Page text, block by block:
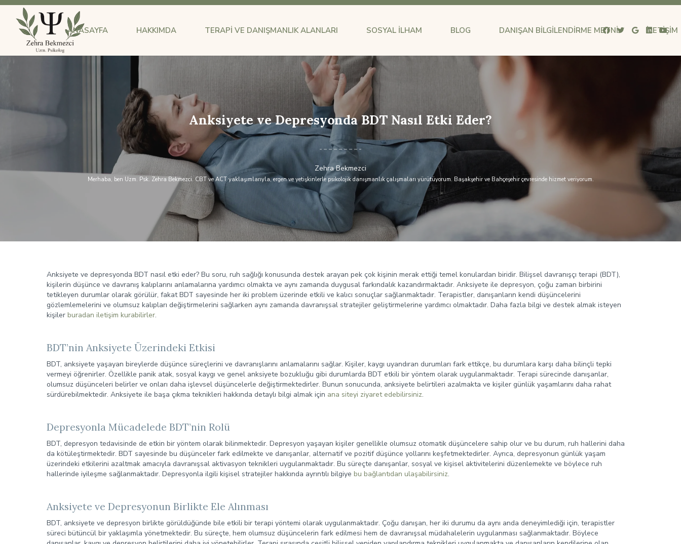
ANASAYFA HAKKIMDA TERAPI VE DANIŞMANLIK ALANLARI SOSYAL İLHAM BLOG DANIŞAN BILGILENDIRME METNI İLETIŞIM
Anksiyete ve Depresyonda BDT Nasıl Etki Eder?
Zehra Bekmezci
Merhaba, ben Uzm. Psk. Zehra Bekmezci. CBT ve ACT yaklaşımlarıyla, ergen ve yetişkinlerle psikolojik danışmanlık çalışmaları yürütüyorum. Başakşehir ve Bahçeşehir çevresinde hizmet veriyorum.
Anksiyete ve depresyonda BDT nasıl etki eder? Bu soru, ruh sağlığı konusunda destek arayan pek çok kişinin merak ettiği temel konulardan biridir. Bilişsel davranışçı terapi (BDT),
kişilerin düşünce ve davranış kalıplarını anlamalarına yardımcı olmakta ve aynı zamanda duygusal farkındalık kazandırmaktadır. Anksiyete ile depresyon, çoğu zaman birbirini
tetikleyen durumlar olarak görülür, fakat BDT sayesinde her iki problem üzerinde etkili ve kalıcı sonuçlar sağlanmaktadır. Terapistler, danışanların kendi düşüncelerini
gözlemlemelerini ve olumsuz kalıpları değiştirmelerini sağlarken aynı zamanda davranışsal stratejiler geliştirmelerine yardımcı olmaktadır. Daha fazla bilgi ve destek almak isteyen
kişiler buradan iletişim kurabilirler.
BDT’nin Anksiyete Üzerindeki Etkisi
BDT, anksiyete yaşayan bireylerde düşünce süreçlerini ve davranışlarını anlamalarını sağlar. Kişiler, kaygı uyandıran durumları fark ettikçe, bu durumlara karşı daha bilinçli tepki
vermeyi öğrenirler. Özellikle panik atak, sosyal kaygı ve genel anksiyete bozukluğu gibi durumlarda BDT etkili bir yöntem olarak uygulanmaktadır. Terapi sürecinde danışanlar,
olumsuz düşünceleri belirler ve onları daha işlevsel düşüncelerle değiştirmektedirler. Bunun sonucunda, anksiyete belirtileri azalmakta ve kişiler günlük yaşamlarını daha rahat
sürdürebilmektedir. Anksiyete ile başa çıkma teknikleri hakkında detaylı bilgi almak için ana siteyi ziyaret edebilirsiniz.
Depresyonla Mücadelede BDT’nin Rolü
BDT, depresyon tedavisinde de etkin bir yöntem olarak bilinmektedir. Depresyon yaşayan kişiler genellikle olumsuz otomatik düşüncelere sahip olur ve bu durum, ruh hallerini daha
da kötüleştirmektedir. BDT sayesinde bu düşünceler fark edilmekte ve danışanlar, alternatif ve pozitif düşünce yollarını keşfetmektedirler. Ayrıca, depresyonun günlük yaşam
üzerindeki etkilerini azaltmak amacıyla davranışsal aktivasyon teknikleri uygulanmaktadır. Bu süreçte danışanlar, sosyal ve kişisel aktivitelerini düzenlemekte ve böylece ruh
hallerinde iyileşme sağlanmaktadır. Depresyonla ilgili kişisel stratejiler hakkında ayrıntılı bilgiye bu bağlantıdan ulaşabilirsiniz.
Anksiyete ve Depresyonun Birlikte Ele Alınması
BDT, anksiyete ve depresyon birlikte görüldüğünde bile etkili bir terapi yöntemi olarak uygulanmaktadır. Çoğu danışan, her iki durumu da aynı anda deneyimlediği için, terapistler
süreci bütüncül bir yaklaşımla yönetmektedir. Bu süreçte, hem olumsuz düşüncelerin fark edilmesi hem de davranışsal müdahalelerin uygulanması sağlanmaktadır. Böylece